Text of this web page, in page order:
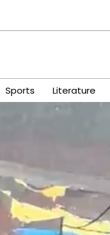
Sports Literature